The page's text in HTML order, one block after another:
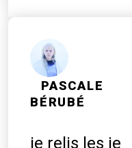
PASCALE
BÉRUBÉ
je relis les je